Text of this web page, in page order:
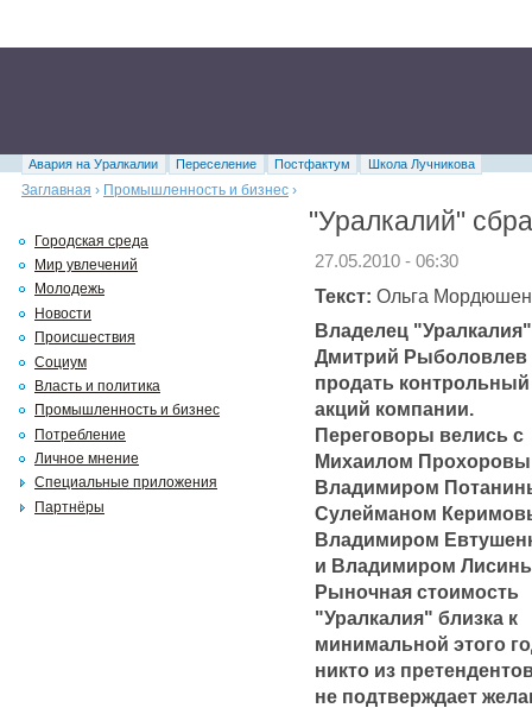
Авария на Уралкалии Переселение Постфактум
Школа Лучникова
Заглавная › Промышленность и бизнес ›
"Уралкалий"
27.05.2010 - 06:30
Текст: Ольга
Владелец "Уралкалия"
Дмитрий Рыболовлев
продать контрольный
акций компании.
Переговоры велись с
Михаилом
Владимиром
Сулейманом
Владимиром
и Владимиром
Рыночная стоимость
"Уралкалия" близка к
минимальной этого
никто из
не подтверждает
Городская среда
Мир увлечений
Молодежь
Новости
Происшествия
Социум
Власть и политика
Промышленность и бизнес
Потребление
Личное мнение
Специальные приложения
Партнёры